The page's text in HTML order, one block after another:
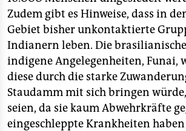
Zudem gibt es Hinweise, dass in
Gebiet bisher unkontaktierte
Indianern leben. Die
indigene Angelegenheiten, Funai,
diese durch die starke
Staudamm mit sich bringen
seien, da sie kaum Abwehrkräfte
eingeschleppte Krankheiten